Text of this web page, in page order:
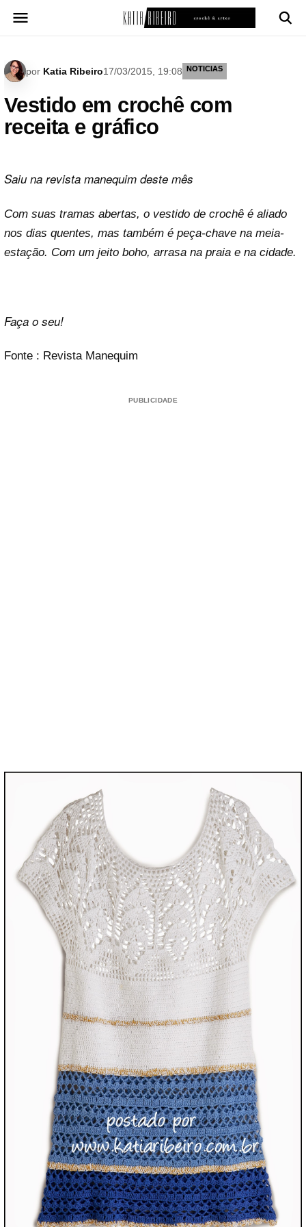
para
por Katia Ribeiro17/03/2015, 19:08 NOTICIAS
Vestido em crochê com
receita e gráfico
Saiu na revista manequim deste mês
Com suas tramas abertas, o vestido de crochê é aliado
nos dias quentes, mas também é peça-chave na meia-
estação. Com um jeito boho, arrasa na praia e na cidade.
Faça o seu!
Fonte : Revista Manequim
PUBLICIDADE